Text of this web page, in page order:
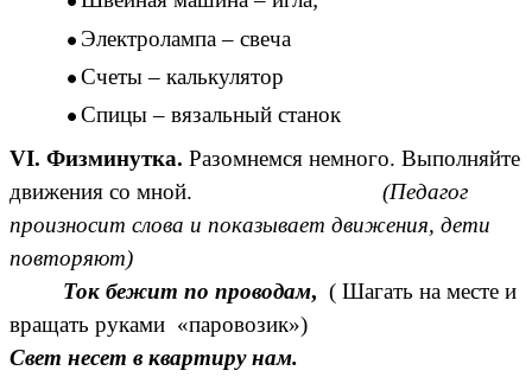
Электролампа – свеча
Счеты – калькулятор
Спицы – вязальный станок
VI. Физминутка. Разомнемся немного. Выполняйте
движения со мной. (Педагог
произносит слова и показывает движения, дети
повторяют)
Ток бежит по проводам, ( Шагать на месте и
вращать руками «паровозик»)
Свет несет в квартиру нам.